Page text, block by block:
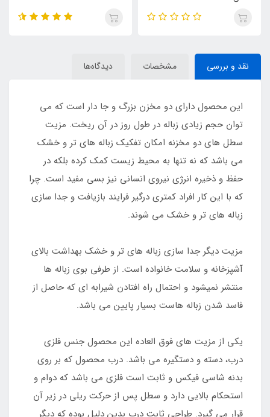
نقد و بررسی مشخصات دیدگاه‌ها
این محصول دارای دو مخزن بزرگ و جا دار است که می
توان حجم زیادی زباله در طول روز در آن ریخت. مزیت
سطل های دو مخزنه امکان تفکیک زباله های تر و خشک
می باشد که نه تنها به محیط زیست کمک کرده بلکه در
حفظ و ذخیره انرژی نیروی انسانی نیز بسی مفید است. چرا
که با این کار افراد کمتری درگیر فرایند بازیافت و جدا سازی
زباله های تر و خشک می شوند.
مزیت دیگر جدا سازی زباله های تر و خشک بهداشت بالای
آشپزخانه و سلامت خانواده است. از طرفی بوی زباله ها
منتشر نمیشود و احتمال راه افتادن شیرابه ای که حاصل از
فاسد شدن زباله هاست بسیار پایین می باشد.
یکی از مزیت های فوق العاده این محصول جنس فلزی
درب، دسته و دستگیره می باشد. درب محصول که بر روی
بدنه شاسی فیکس و ثابت است فلزی می باشد که دوام و
استحکام بالایی دارد و سطل پس از حرکت ریلی در زیر آن